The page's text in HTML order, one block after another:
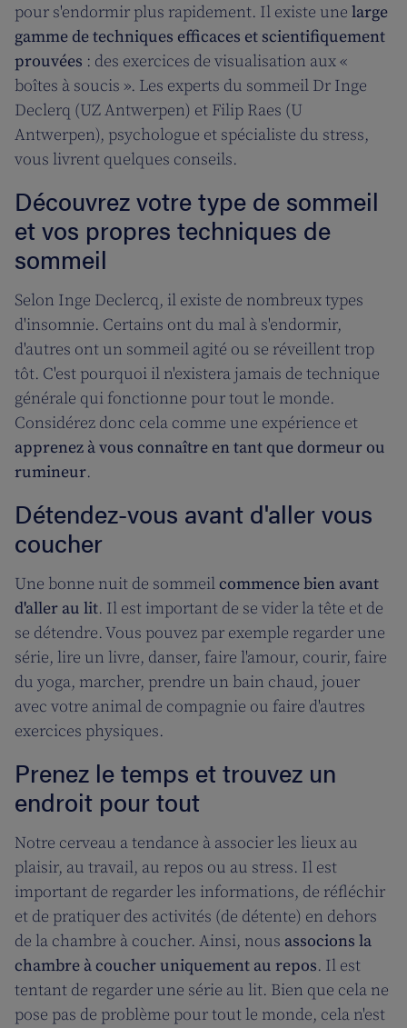
pour s'endormir plus rapidement. Il existe une large
gamme de techniques efficaces et scientifiquement
prouvées : des exercices de visualisation aux «
boîtes à soucis ». Les experts du sommeil Dr Inge
Declerq (UZ Antwerpen) et Filip Raes (U
Antwerpen), psychologue et spécialiste du stress,
vous livrent quelques conseils.
Découvrez votre type de sommeil
et vos propres techniques de
sommeil
Selon Inge Declercq, il existe de nombreux types
d'insomnie. Certains ont du mal à s'endormir,
d'autres ont un sommeil agité ou se réveillent trop
tôt. C'est pourquoi il n'existera jamais de technique
générale qui fonctionne pour tout le monde.
Considérez donc cela comme une expérience et
apprenez à vous connaître en tant que dormeur ou
rumineur.
Détendez-vous avant d'aller vous
coucher
Une bonne nuit de sommeilcommence bien avant
d'aller au lit. Il est important de se vider la tête et de
se détendre. Vous pouvez par exemple regarder une
série, lire un livre, danser, faire l'amour, courir, faire
du yoga, marcher, prendre un bain chaud, jouer
avec votre animal de compagnie ou faire d'autres
exercices physiques.
Prenez le temps et trouvez un
endroit pour tout
Notre cerveau a tendance à associer les lieux au
plaisir, au travail, au repos ou au stress. Il est
important de regarder les informations, de réfléchir
et de pratiquer des activités (de détente) en dehors
de la chambre à coucher. Ainsi, nous associons la
chambre à coucher uniquement au repos. Il est
tentant de regarder une série au lit. Bien que cela ne
pose pas de problème pour tout le monde, cela n'est